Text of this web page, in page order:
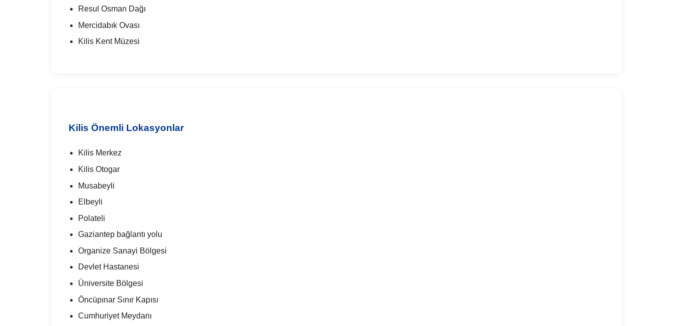
Resul Osman Dağı
Mercidabık Ovası
Kilis Kent Müzesi
Kilis Önemli Lokasyonlar
Kilis Merkez
Kilis Otogar
Musabeyli
Elbeyli
Polateli
Gaziantep bağlantı yolu
Organize Sanayi Bölgesi
Devlet Hastanesi
Üniversite Bölgesi
Öncüpınar Sınır Kapısı
Cumhuriyet Meydanı